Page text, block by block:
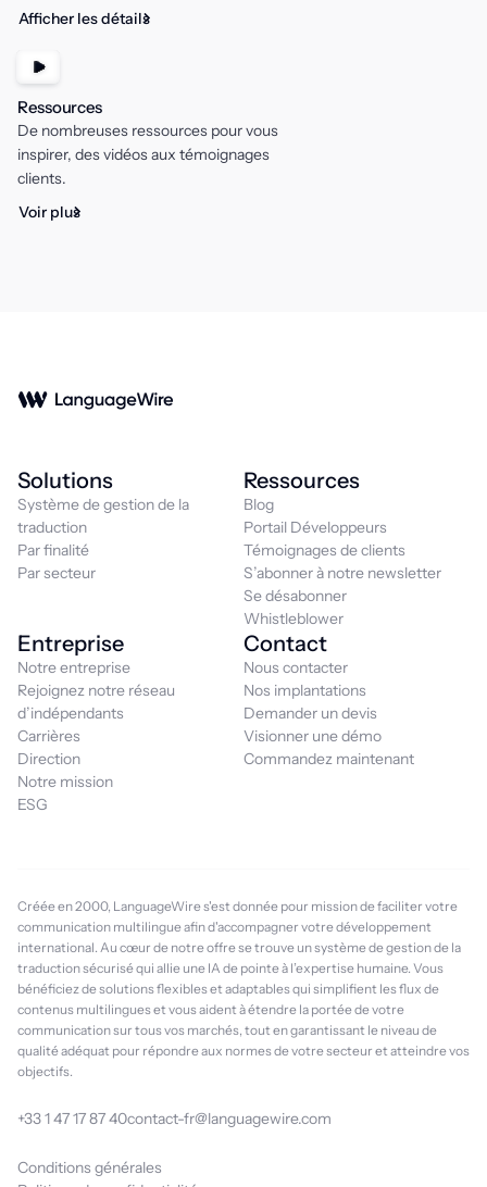
Afficher les détails
Ressources
De nombreuses ressources pour vous
inspirer, des vidéos aux témoignages
clients.
Voir plus
Solutions
Système de gestion de la
traduction
Par finalité
Par secteur
Ressources
Blog
Portail Développeurs
Témoignages de clients
S’abonner à notre newsletter
Se désabonner
Whistleblower
Entreprise
Notre entreprise
Rejoignez notre réseau
d’indépendants
Carrières
Direction
Notre mission
ESG
Contact
Nous contacter
Nos implantations
Demander un devis
Visionner une démo
Commandez maintenant
Créée en 2000, LanguageWire s'est donnée pour mission de faciliter votre
communication multilingue afin d'accompagner votre développement
international. Au cœur de notre offre se trouve un système de gestion de la
traduction sécurisé qui allie une IA de pointe à l’expertise humaine. Vous
bénéficiez de solutions flexibles et adaptables qui simplifient les flux de
contenus multilingues et vous aident à étendre la portée de votre
communication sur tous vos marchés, tout en garantissant le niveau de
qualité adéquat pour répondre aux normes de votre secteur et atteindre vos
objectifs.
+33 1 47 17 87 40contact-fr@languagewire.com
Conditions générales